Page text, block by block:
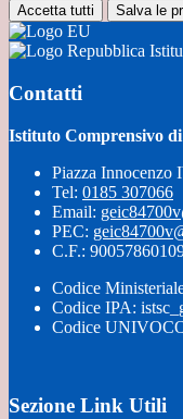
Accetta tutti Salva le
Contatti
Istituto Comprensivo
Piazza Innocenzo
Tel: 0185 307066
Email:
PEC:
C.F.:
Codice
Codice IPA:
Codice
Sezione Link Utili